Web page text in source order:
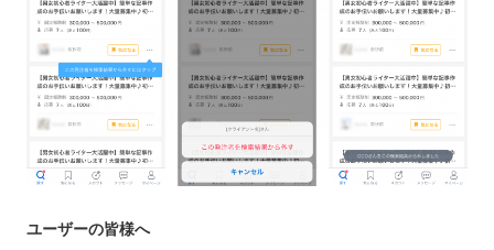
ユーザーの皆様へ